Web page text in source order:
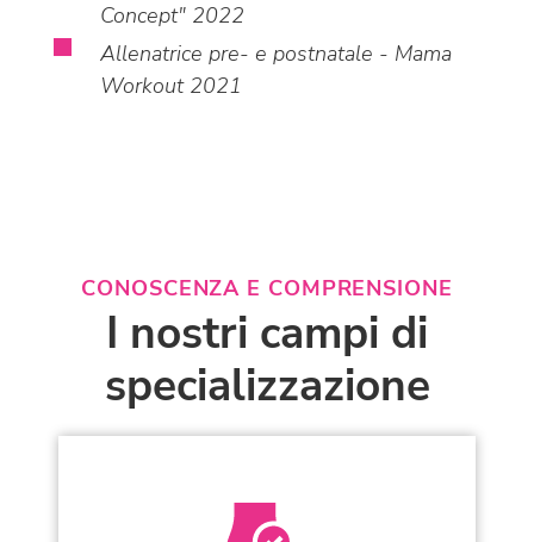
Concept" 2022
Allenatrice pre- e postnatale - Mama
Workout 2021
CONOSCENZA E COMPRENSIONE
I nostri campi di
specializzazione